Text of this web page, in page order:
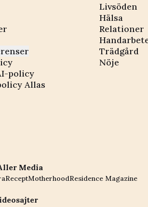
policy
Allas
Livsöden
Hälsa
Relationer
Trädgård
Nöje
Media
ReceptMotherhoodResidence Magazine